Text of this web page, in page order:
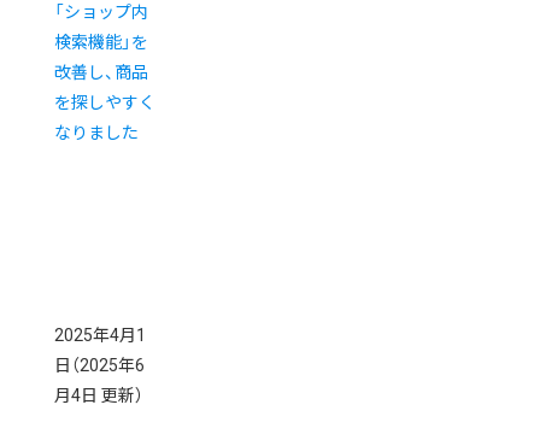
「ショップ内
検索機能」を
改善し、商品
を探しやすく
なりました
2025年4月1
日 （2025年6
月4日 更新）